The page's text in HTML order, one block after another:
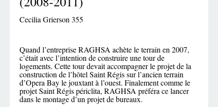
Cecilia Grierson 355
Quand l’entreprise RAGHSA achète le terrain en 2007,
c’était avec l’intention de construire une tour de
logements. Cette tour devait accompagner le projet de la
construction de l’hôtel Saint Régis sur l’ancien terrain
d’Opera Bay le jouxtant à l’ouest. Finalement comme le
projet Saint Régis périclita, RAGHSA préféra ce lancer
dans le montage d’un projet de bureaux.